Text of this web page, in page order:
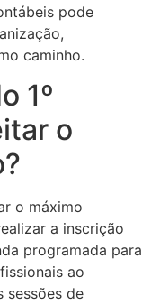
pode
caminho.
1º
o
o máximo
a inscrição
programada para
ao
sessões de